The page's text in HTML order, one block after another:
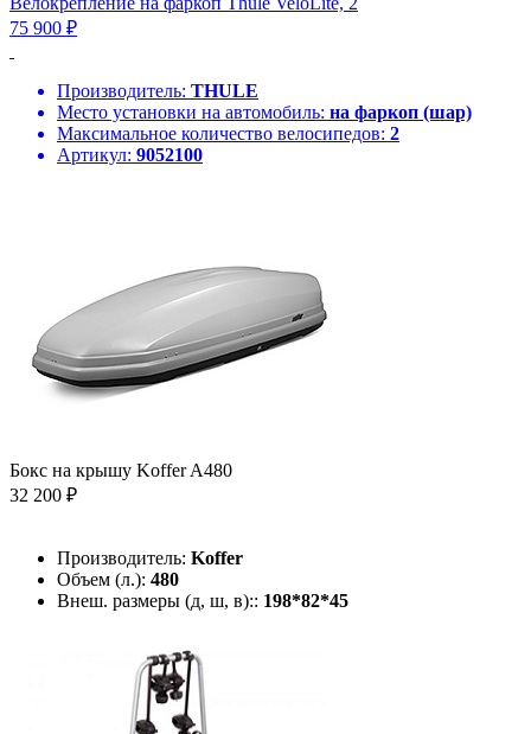
75 900 ₽
Производитель: THULE
Место установки на автомобиль: на фаркоп (шар)
Максимальное количество велосипедов: 2
Артикул: 9052100
Бокс на крышу Koffer A480
32 200 ₽
Производитель: Koffer
Объем (л.): 480
Внеш. размеры (д, ш, в):: 198*82*45